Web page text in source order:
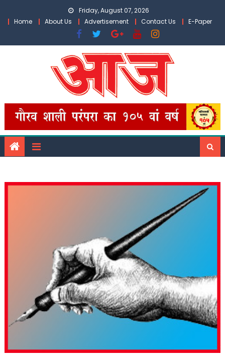
Friday, August 07, 2026
Home
About Us Advertisement Contact Us E-Paper